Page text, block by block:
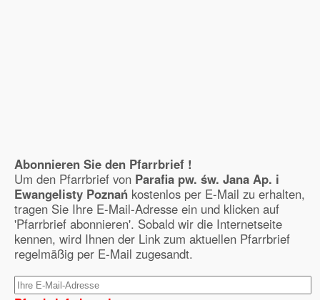
Abonnieren Sie den Pfarrbrief !
Um den Pfarrbrief von Parafia pw. św. Jana Ap. i
Ewangelisty Poznań kostenlos per E-Mail zu erhalten,
tragen Sie Ihre E-Mail-Adresse ein und klicken auf
'Pfarrbrief abonnieren'. Sobald wir die Internetseite
kennen, wird Ihnen der Link zum aktuellen Pfarrbrief
regelmäßig per E-Mail zugesandt.